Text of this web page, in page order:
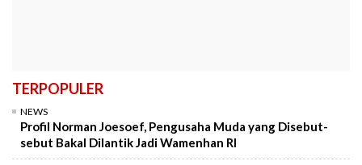
TERPOPULER
NEWS
Profil Norman Joesoef, Pengusaha Muda yang Disebut-
sebut Bakal Dilantik Jadi Wamenhan RI